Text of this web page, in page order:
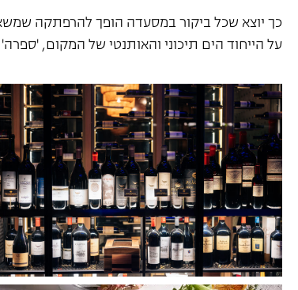
כך יוצא שכל ביקור במסעדה הופך להרפתקה
על הייחוד הים תיכוני והאותנטי של המקום,